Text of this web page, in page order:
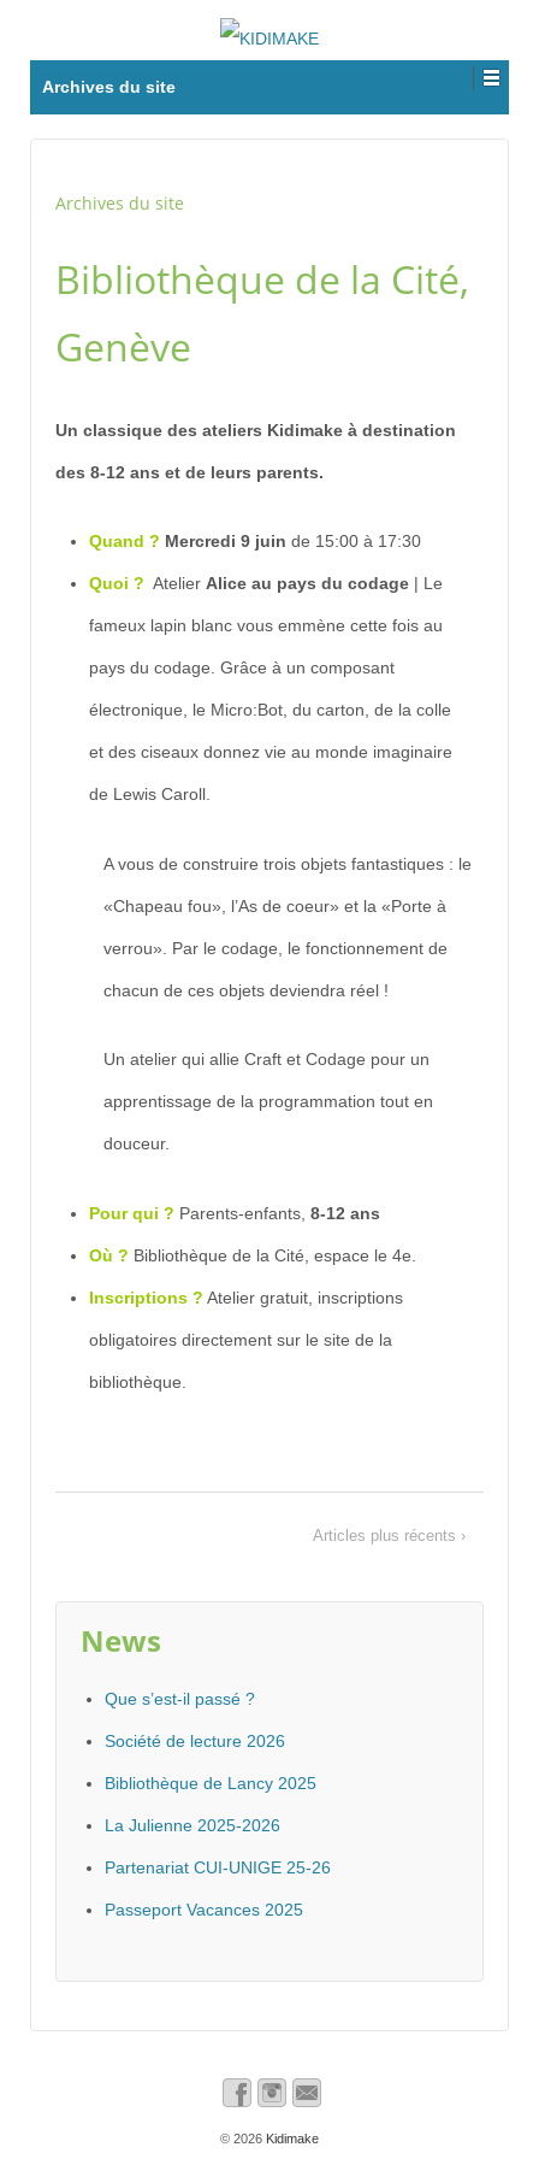
Archives du site
Archives du site
Bibliothèque de la Cité,
Genève
Un classique des ateliers Kidimake à destination
des 8-12 ans et de leurs parents.
Quand ? Mercredi 9 juin de 15:00 à 17:30
Quoi ? Atelier Alice au pays du codage | Le
fameux lapin blanc vous emmène cette fois au
pays du codage. Grâce à un composant
électronique, le Micro:Bot, du carton, de la colle
et des ciseaux donnez vie au monde imaginaire
de Lewis Caroll.
A vous de construire trois objets fantastiques : le
«Chapeau fou», l’As de coeur» et la «Porte à
verrou». Par le codage, le fonctionnement de
chacun de ces objets deviendra réel !
Un atelier qui allie Craft et Codage pour un
apprentissage de la programmation tout en
douceur.
Pour qui ? Parents-enfants, 8-12 ans
Où ? Bibliothèque de la Cité, espace le 4e.
Inscriptions ? Atelier gratuit, inscriptions
obligatoires directement sur le site de la
bibliothèque.
Articles plus récents ›
News
Que s’est-il passé ?
Société de lecture 2026
Bibliothèque de Lancy 2025
La Julienne 2025-2026
Partenariat CUI-UNIGE 25-26
Passeport Vacances 2025
© 2026 Kidimake